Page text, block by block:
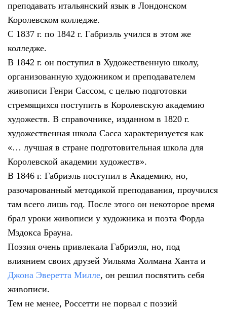
преподавать итальянский язык в Лондонском
Королевском колледже.
С 1837 г. по 1842 г. Габриэль учился в этом же
колледже.
В 1842 г. он поступил в Художественную школу,
организованную художником и преподавателем
живописи Генри Сассом, с целью подготовки
стремящихся поступить в Королевскую академию
художеств. В справочнике, изданном в 1820 г.
художественная школа Сасса характеризуется как
«… лучшая в стране подготовительная школа для
Королевской академии художеств».
В 1846 г. Габриэль поступил в Академию, но,
разочарованный методикой преподавания, проучился
там всего лишь год. После этого он некоторое время
брал уроки живописи у художника и поэта Форда
Мэдокса Брауна.
Поэзия очень привлекала Габриэля, но, под
влиянием своих друзей Уильяма Холмана Ханта и
Джона Эверетта Милле, он решил посвятить себя
живописи.
Тем не менее, Россетти не порвал с поэзий